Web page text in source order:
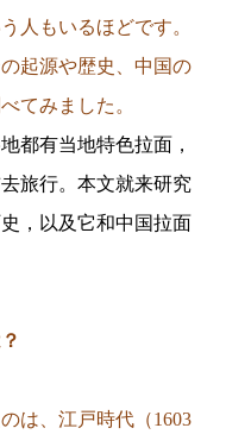
人もいるほどです。
起源や歴史、中国の
てみました。
都有当地特色拉面，
旅行。本文就来研究
，以及它和中国拉面
は、江戸時代（1603